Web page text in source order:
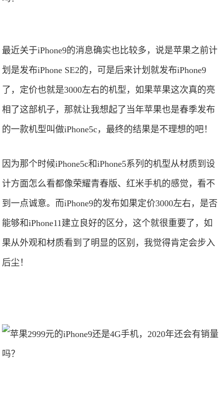
最近关于iPhone9的消息确实也比较多，说是苹果之前计
划是发布iPhone SE2的，可是后来计划就发布iPhone9
了，定价也就是3000左右的机型，如果苹果这次真的亮
相了这部机子，那就让我想起了当年苹果也是春季发布
的一款机型叫做iPhone5c，最终的结果是不理想的吧！
因为那个时候iPhone5c和iPhone5系列的机型从材质到设
计方面怎么看都像荣耀青春版、红米手机的感觉，看不
到一点诚意。而iPhone9的发布如果定价3000左右，是否
能够和iPhone11建立良好的区分，这个就很重要了，如
果从外观和材质看到了明显的区别，我觉得肯定会步入
后尘！